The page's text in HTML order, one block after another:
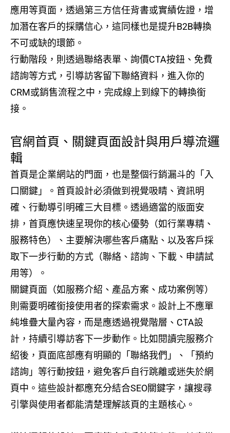
應用等頁面，透過第三方信任背書或實績佐證，增
加潛在客戶的採購信心，這同樣也是提升B2B轉換
不可或缺的環節。
行動階段，則透過聯絡表單、詢價CTA按鈕、免費
諮詢等方式，引導訪客留下聯絡資料，進入你的
CRM或銷售流程之中，完成線上到線下的轉換銜
接。
官網首頁、關鍵頁面設計與用戶導流邏
輯
首頁是企業網站的門面，也是整個行銷漏斗的「入
口關鍵」。首頁設計必須做到視覺吸睛、資訊明
確、行動導引明確三大目標。透過適當的版面安
排，首頁應快速呈現你的核心優勢（如行業專精、
服務特色）、主要解決哪些客戶痛點、以及客戶採
取下一步行動的方式（聯絡、諮詢、下載、申請試
用等）。
關鍵頁面（如服務介紹、產品方案、成功案例等）
則需要明確銜接使用者的探索需求。設計上不應單
純堆疊大量內容，而是應透過視覺階層、CTA設
計，持續引導訪客下一步動作。比如閱讀完服務介
紹後，頁面底部應有明顯的「聯絡我們」、「預約
諮詢」等行動按鈕，避免客戶自行跳離或迷失於網
頁中。這些設計都應充分結合SEO關鍵字，讓搜尋
引擎與使用者都能清楚理解該頁的主題核心。